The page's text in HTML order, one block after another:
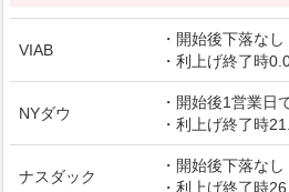
VIAB
・開始後下落なし
・利上げ終了時
NYダウ
・開始後1営業日
・利上げ終了時
ナスダック
・開始後下落なし
・利上げ終了時